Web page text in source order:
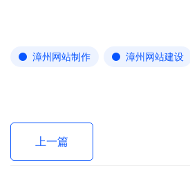
漳州网站制作 漳州网站建设
上一篇